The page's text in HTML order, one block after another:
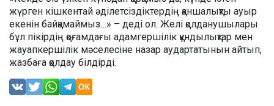
жүрген кішкентай әділетсіздіктердің қаншалықты ауыр
екенін байқамаймыз…» – деді ол. Желі қолданушылары
бұл пікірдің қоғамдағы адамгершілік құндылықтар мен
жауапкершілік мәселесіне назар аудартатынын айтып,
жазбаға қолдау білдірді.